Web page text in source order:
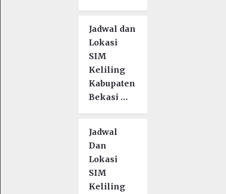
Jadwal dan
Lokasi
SIM
Keliling
Kabupaten
Bekasi …
Jadwal
Dan
Lokasi
SIM
Keliling